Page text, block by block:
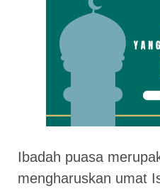
Ibadah puasa
mengharuskan umat